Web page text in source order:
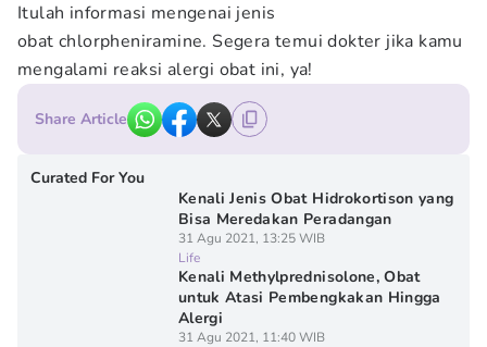
Itulah informasi mengenai jenis
obat chlorpheniramine. Segera temui dokter jika kamu
mengalami reaksi alergi obat ini, ya!
Share Article
Curated For You
Kenali Jenis Obat Hidrokortison yang
Bisa Meredakan Peradangan
31 Agu 2021, 13:25 WIB
Life
Kenali Methylprednisolone, Obat
untuk Atasi Pembengkakan Hingga
Alergi
31 Agu 2021, 11:40 WIB